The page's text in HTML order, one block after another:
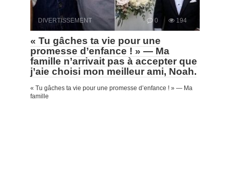
DIVERTISSEMENT 0 194
« Tu gâches ta vie pour une
promesse d’enfance ! » — Ma
famille n’arrivait pas à accepter que
j’aie choisi mon meilleur ami, Noah.
« Tu gâches ta vie pour une promesse d’enfance ! » — Ma
famille